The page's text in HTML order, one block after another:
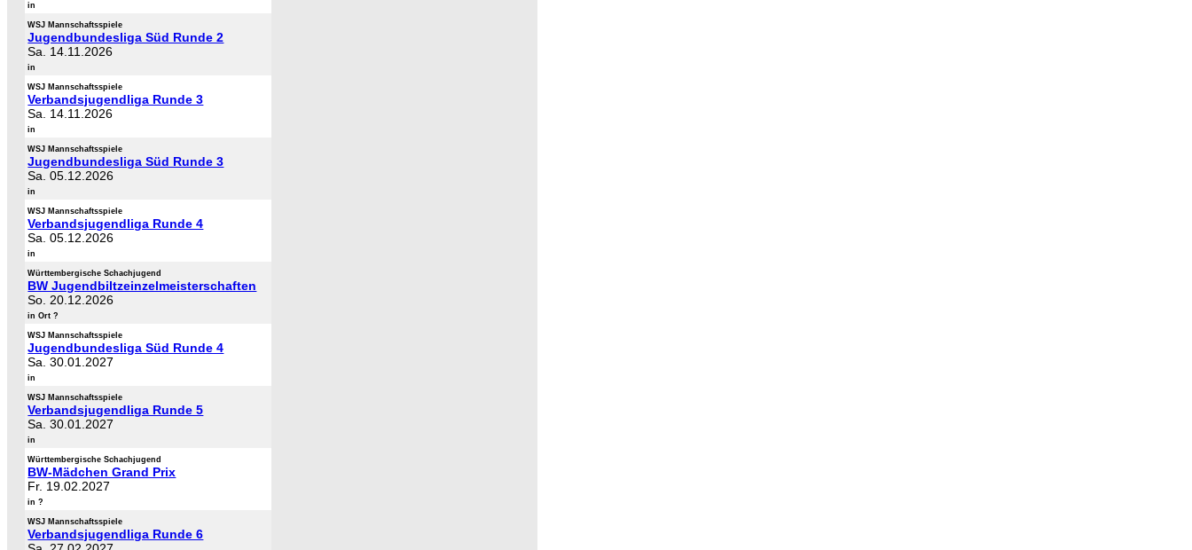
in
WSJ Mannschaftsspiele
Jugendbundesliga Süd Runde 2
Sa. 14.11.2026
in
WSJ Mannschaftsspiele
Verbandsjugendliga Runde 3
Sa. 14.11.2026
in
WSJ Mannschaftsspiele
Jugendbundesliga Süd Runde 3
Sa. 05.12.2026
in
WSJ Mannschaftsspiele
Verbandsjugendliga Runde 4
Sa. 05.12.2026
in
Württembergische Schachjugend
BW Jugendbiltzeinzelmeisterschaften
So. 20.12.2026
in Ort ?
WSJ Mannschaftsspiele
Jugendbundesliga Süd Runde 4
Sa. 30.01.2027
in
WSJ Mannschaftsspiele
Verbandsjugendliga Runde 5
Sa. 30.01.2027
in
Württembergische Schachjugend
BW-Mädchen Grand Prix
Fr. 19.02.2027
in ?
WSJ Mannschaftsspiele
Verbandsjugendliga Runde 6